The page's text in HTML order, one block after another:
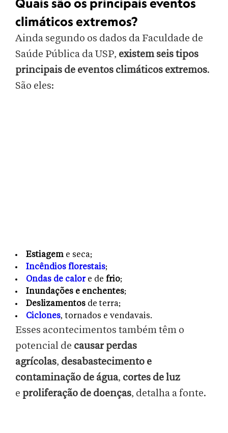
Quais são os principais eventos
climáticos extremos?
Ainda segundo os dados da Faculdade de
Saúde Pública da USP, existem seis tipos
principais de eventos climáticos extremos.
São eles:
Estiagem e seca;
Incêndios florestais;
Ondas de calor e de frio;
Inundações e enchentes;
Deslizamentos de terra;
Ciclones, tornados e vendavais.
Esses acontecimentos também têm o
potencial de causar perdas
agrícolas, desabastecimento e
contaminação de água, cortes de luz
e proliferação de doenças, detalha a fonte.